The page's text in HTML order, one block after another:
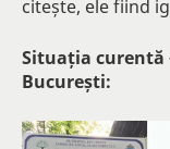
citește, ele fiind
Situația curentă
București: